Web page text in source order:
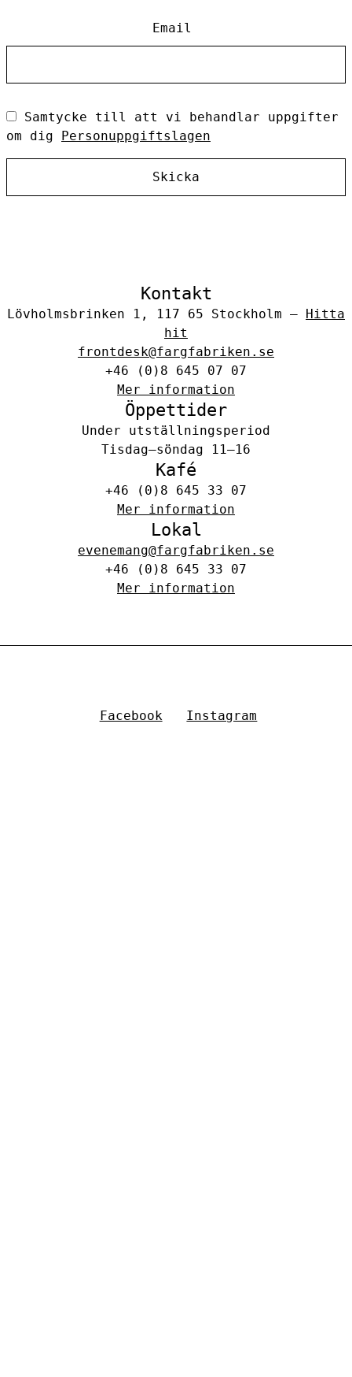
Email
Samtycke till att vi behandlar uppgifter
om dig
Personuppgiftslagen
Skicka
Kontakt
Lövholmsbrinken 1, 117 65 Stockholm –
Hitta
hit
frontdesk@fargfabriken.se
+46 (0)8 645 07 07
Mer information
Öppettider
Under utställningsperiod
Tisdag–söndag 11–16
Kafé
+46 (0)8 645 33 07
Mer information
Lokal
evenemang@fargfabriken.se
+46 (0)8 645 33 07
Mer information
Facebook Instagram